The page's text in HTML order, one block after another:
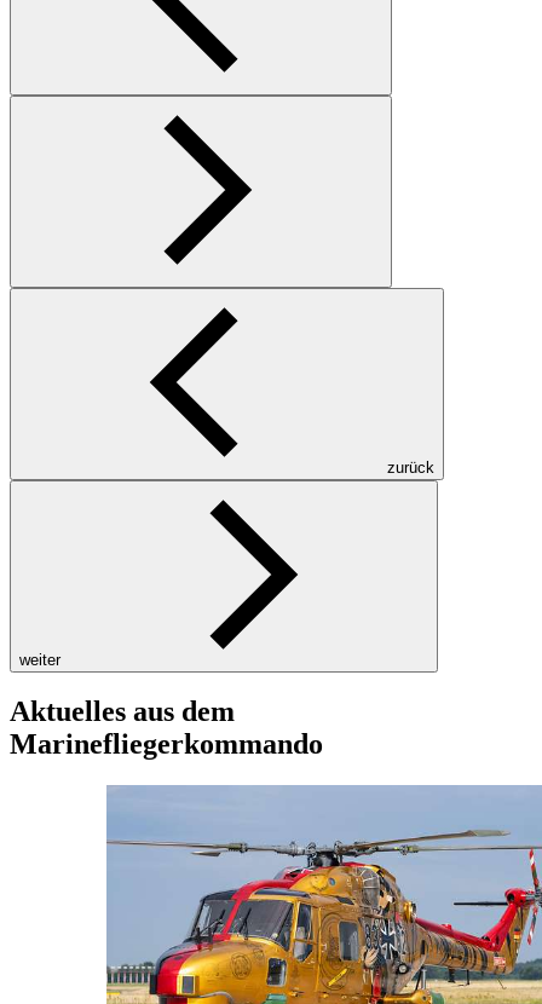
zurück
weiter
Aktuelles aus dem
Marinefliegerkommando